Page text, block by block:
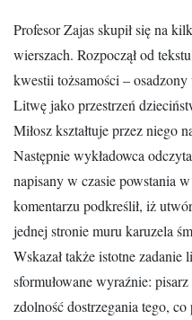
Profesor Zajas skupił się na
wierszach. Rozpoczął od tekstu
kwestii tożsamości –
Litwę jako przestrzeń
Miłosz kształtuje przez niego
Następnie wykładowca
napisany w czasie powstania
komentarzu podkreślił, iż
jednej stronie muru karuzela
Wskazał także istotne zadanie
sformułowane wyraźnie:
zdolność dostrzegania tego, co